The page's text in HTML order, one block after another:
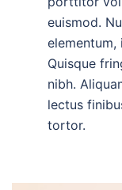
euismod.
elementum,
Quisque
nibh.
lectus
tortor.